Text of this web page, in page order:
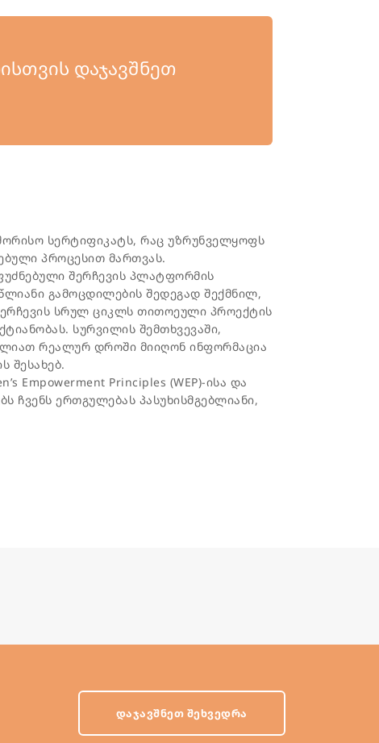
დაჯავშნეთ
სერტიფიკატს, რაც უზრუნველყოფს
პროცესით მართვას.
შერჩევის პლატფორმის
გამოცდილების შედეგად შექმნილ,
სრულ ციკლს თითოეული პროექტის
სურვილის შემთხვევაში,
რეალურ დროში მიიღონ ინფორმაცია
შესახებ.
Empowerment Principles (WEP)-ისა და
ჩვენს ერთგულებას პასუხისმგებლიანი,
ᲓᲐᲯᲐᲕᲨᲜᲔᲗ ᲨᲔᲮᲕᲔᲓᲠᲐ